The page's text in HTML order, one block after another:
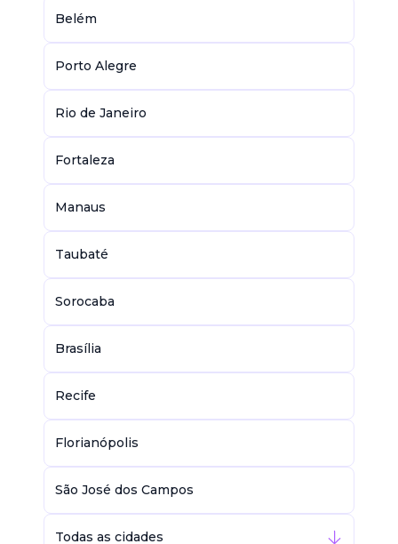
Belém
Porto Alegre
Rio de Janeiro
Fortaleza
Manaus
Taubaté
Sorocaba
Brasília
Recife
Florianópolis
São José dos Campos
Todas as cidades